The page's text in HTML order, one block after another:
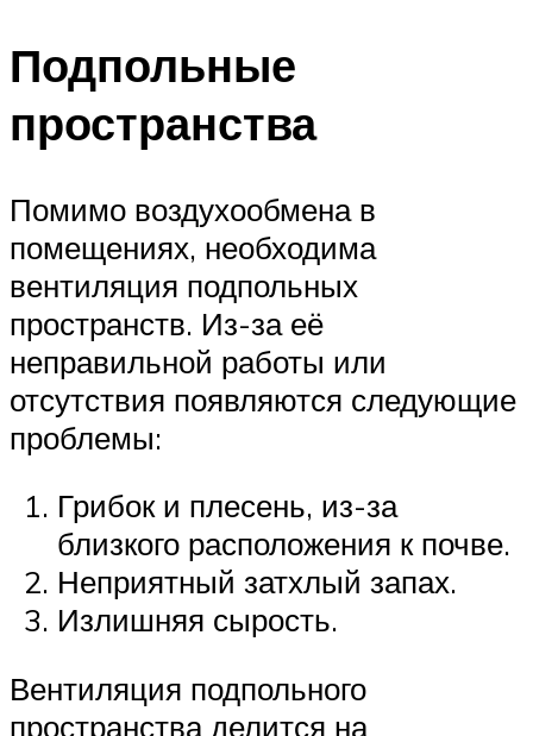
Подпольные
пространства
Помимо воздухообмена в
помещениях, необходима
вентиляция подпольных
пространств. Из-за её
неправильной работы или
отсутствия появляются следующие
проблемы:
Грибок и плесень, из-за
близкого расположения к почве.
Неприятный затхлый запах.
Излишняя сырость.
Вентиляция подпольного
пространства делится на